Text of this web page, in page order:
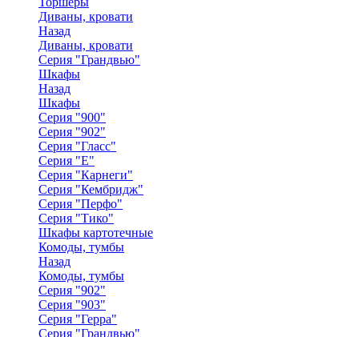
Диваны, кровати
Назад
Диваны, кровати
Серия "Грандвью"
Шкафы
Назад
Шкафы
Серия "900"
Серия "902"
Серия "Гласс"
Серия "Е"
Серия "Карнеги"
Серия "Кембридж"
Серия "Перфо"
Серия "Тико"
Шкафы картотечные
Комоды, тумбы
Назад
Комоды, тумбы
Серия "902"
Серия "903"
Серия "Герра"
Серия "Грандвью"